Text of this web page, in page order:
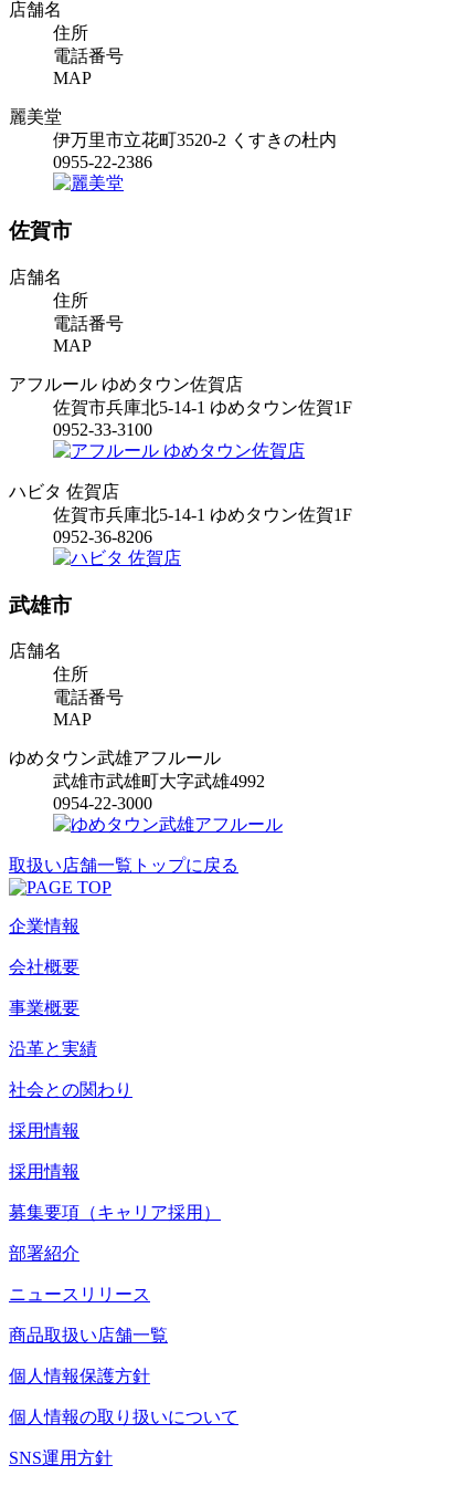
店舗名
住所
電話番号
MAP
麗美堂
伊万里市立花町3520-2 くすきの杜内
0955-22-2386
佐賀市
店舗名
住所
電話番号
MAP
アフルール ゆめタウン佐賀店
佐賀市兵庫北5-14-1 ゆめタウン佐賀1F
0952-33-3100
ハビタ 佐賀店
佐賀市兵庫北5-14-1 ゆめタウン佐賀1F
0952-36-8206
武雄市
店舗名
住所
電話番号
MAP
ゆめタウン武雄アフルール
武雄市武雄町大字武雄4992
0954-22-3000
取扱い店舗一覧トップに戻る
企業情報
会社概要
事業概要
沿革と実績
社会との関わり
採用情報
採用情報
募集要項（キャリア採用）
部署紹介
ニュースリリース
商品取扱い店舗一覧
個人情報保護方針
個人情報の取り扱いについて
SNS運用方針